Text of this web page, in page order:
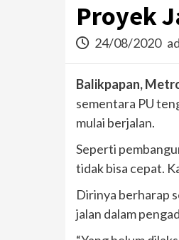
Proyek
24/08/2020
Balikpapan,
sementara PU
mulai berjalan.
Seperti
tidak bisa cepat.
Dirinya berharap
jalan dalam